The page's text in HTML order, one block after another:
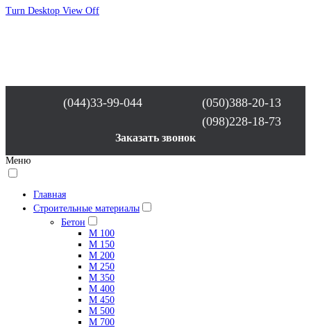
Turn Desktop View Off
(044)33-99-044
(050)388-20-13
(098)228-18-73
Заказать звонок
Меню
Главная
Строительные материалы
Бетон
М 100
М 150
М 200
М 250
М 350
М 400
М 450
М 500
М 700